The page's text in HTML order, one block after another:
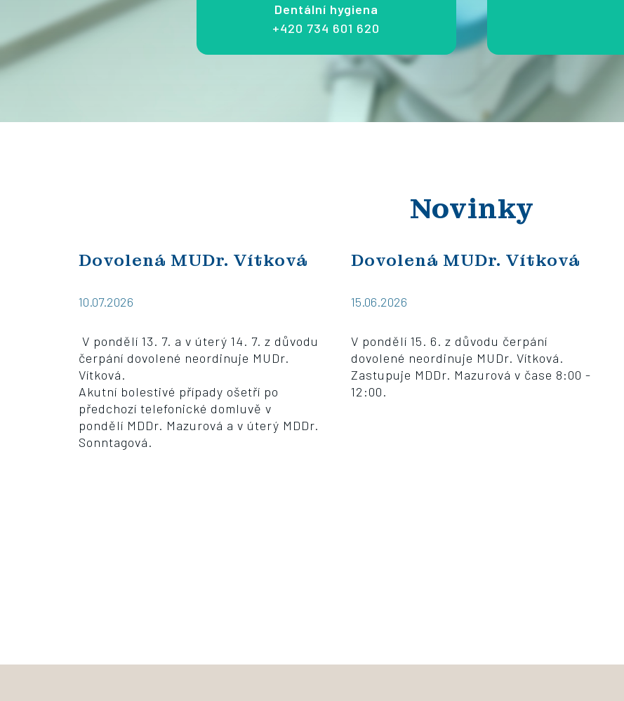
Dentální hygiena
+420 734 601 620
Novinky
Dovolená MUDr. Vítková
10.07.2026
V pondělí 13. 7. a v úterý 14. 7. z důvodu
čerpání dovolené neordinuje MUDr.
Vítková.
Akutní bolestivé případy ošetří po
předchozí telefonické domluvě v
pondělí MDDr. Mazurová a v úterý MDDr.
Sonntagová.
Dovolená MUDr. Vítková
15.06.2026
V pondělí 15. 6. z důvodu čerpání
dovolené neordinuje MUDr. Vítková.
Zastupuje MDDr. Mazurová v čase 8:00 -
12:00.